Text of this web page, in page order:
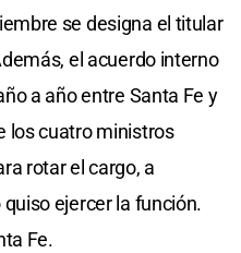
se designa el titular
el acuerdo interno
a año entre Santa Fe y
los cuatro ministros
rotar el cargo, a
ejercer la función.
Fe.